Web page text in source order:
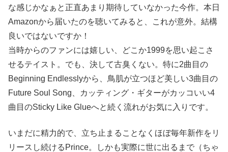
な感じかなぁと正直あまり期待していなかった今作。本日
Amazonから届いたのを聴いてみると、これが意外。結構
良いではないですか！
当時からのファンには嬉しい、どこか1999を思い起こさ
せるテイスト。でも、決して古臭くない。特に2曲目の
Beginning Endlesslyから、鳥肌が立つほど美しい3曲目の
Future Soul Song、カッティング・ギターがカッコいい4
曲目のSticky Like Glueへと続く流れがお気に入りです。
いまだに精力的で、立ち止まることなくほぼ毎年新作をリ
リースし続けるPrince。しかも実際に世に出るまで（ちゃ